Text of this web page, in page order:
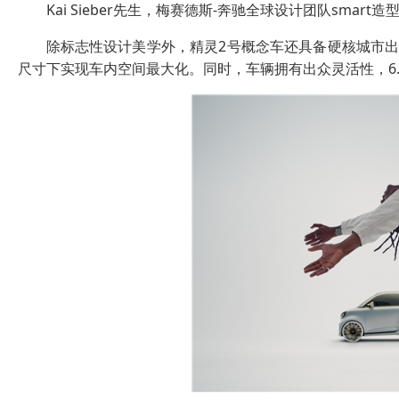
Kai Sieber先生，梅赛德斯-奔驰全球设计团队smart造
除标志性设计美学外，精灵2号概念车还具备硬核城市
尺寸下实现车内空间最大化。同时，车辆拥有出众灵活性，